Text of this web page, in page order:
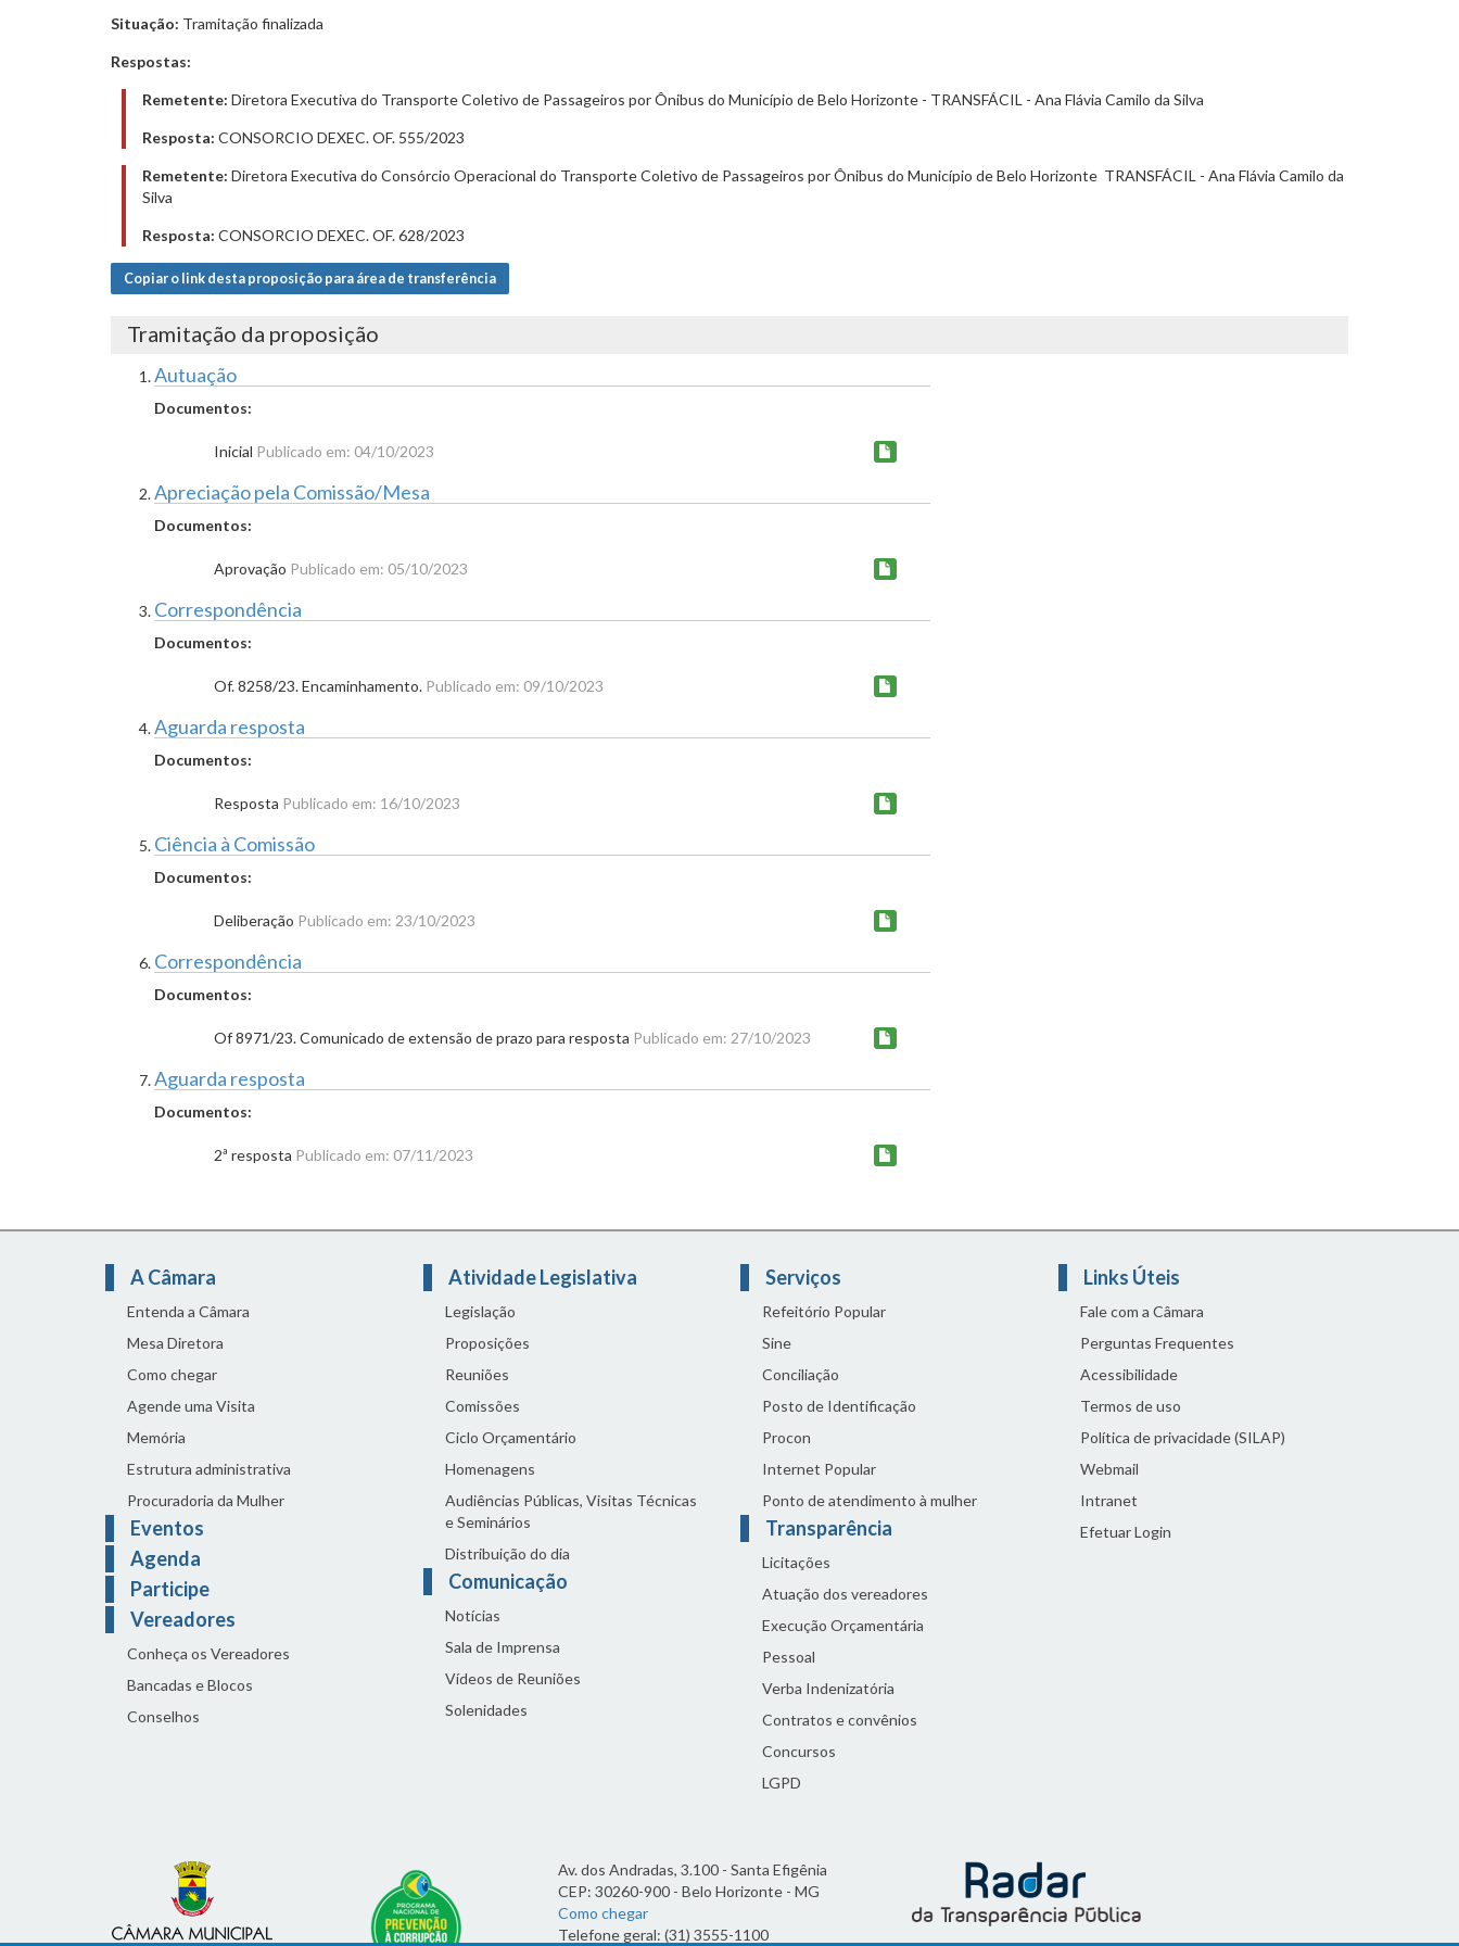
Situação: Tramitação finalizada
Respostas:
Remetente: Diretora Executiva do Transporte Coletivo de Passageiros por Ônibus do Município de Belo Horizonte - TRANSFÁCIL - Ana Flávia Camilo da Silva
Resposta: CONSORCIO DEXEC. OF. 555/2023
Remetente: Diretora Executiva do Consórcio Operacional do Transporte Coletivo de Passageiros por Ônibus do Município de Belo Horizonte  TRANSFÁCIL - Ana Flávia Camilo da
Silva
Resposta: CONSORCIO DEXEC. OF. 628/2023
Copiar o link desta proposição para área de transferência
Tramitação da proposição
Autuação
Documentos:
Inicial Publicado em: 04/10/2023
Apreciação pela Comissão/Mesa
Documentos:
Aprovação Publicado em: 05/10/2023
Correspondência
Documentos:
Of. 8258/23. Encaminhamento. Publicado em: 09/10/2023
Aguarda resposta
Documentos:
Resposta Publicado em: 16/10/2023
Ciência à Comissão
Documentos:
Deliberação Publicado em: 23/10/2023
Correspondência
Documentos:
Of 8971/23. Comunicado de extensão de prazo para resposta Publicado em: 27/10/2023
Aguarda resposta
Documentos:
2ª resposta Publicado em: 07/11/2023
A Câmara
Entenda a Câmara
Mesa Diretora
Como chegar
Agende uma Visita
Memória
Estrutura administrativa
Procuradoria da Mulher
Eventos
Agenda
Participe
Vereadores
Conheça os Vereadores
Bancadas e Blocos
Conselhos
Atividade Legislativa
Legislação
Proposições
Reuniões
Comissões
Ciclo Orçamentário
Homenagens
Audiências Públicas, Visitas Técnicas
e Seminários
Distribuição do dia
Comunicação
Notícias
Sala de Imprensa
Vídeos de Reuniões
Solenidades
Serviços
Refeitório Popular
Sine
Conciliação
Posto de Identificação
Procon
Internet Popular
Ponto de atendimento à mulher
Transparência
Licitações
Atuação dos vereadores
Execução Orçamentária
Pessoal
Verba Indenizatória
Contratos e convênios
Concursos
LGPD
Links Úteis
Fale com a Câmara
Perguntas Frequentes
Acessibilidade
Termos de uso
Política de privacidade (SILAP)
Webmail
Intranet
Efetuar Login
Av. dos Andradas, 3.100 - Santa Efigênia
CEP: 30260-900 - Belo Horizonte - MG
Como chegar
Telefone geral: (31) 3555-1100